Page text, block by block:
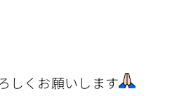
しくお願いします